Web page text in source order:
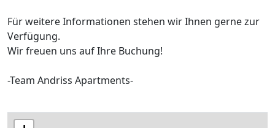
Für weitere Informationen stehen wir Ihnen gerne zur
Verfügung.
Wir freuen uns auf Ihre Buchung!
-Team Andriss Apartments-